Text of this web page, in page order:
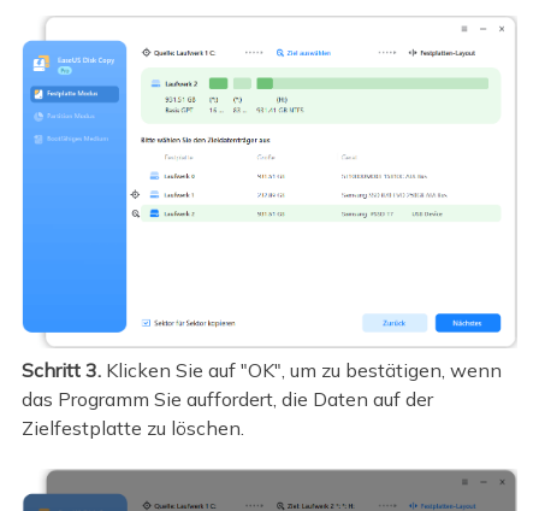
Schritt 3.Klicken Sie auf "OK", um zu bestätigen, wenn
das Programm Sie auffordert, die Daten auf der
Zielfestplatte zu löschen.